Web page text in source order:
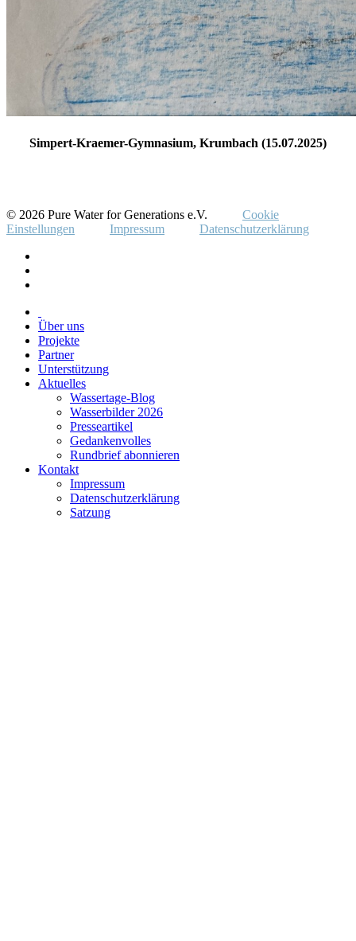
Simpert-Kraemer-Gymnasium, Krumbach (15.07.2025)
© 2026 Pure Water for Generations e.V.
Cookie
Einstellungen
Impressum Datenschutzerklärung
Über uns
Projekte
Partner
Unterstützung
Aktuelles
Wassertage-Blog
Wasserbilder 2026
Presseartikel
Gedankenvolles
Rundbrief abonnieren
Kontakt
Impressum
Datenschutzerklärung
Satzung